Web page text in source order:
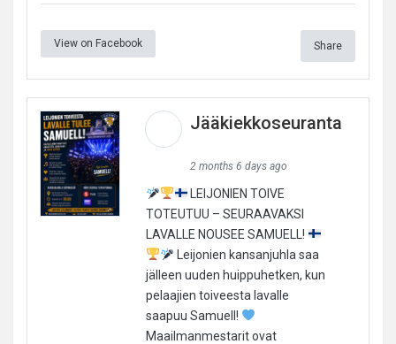
View on Facebook Share
Jääkiekkoseuranta
2 months 6 days ago
LEIJONIEN TOIVE
TOTEUTUU – SEURAAVAKSI
LAVALLE NOUSEE SAMUELL!
Leijonien kansanjuhla saa
jälleen uuden huippuhetken, kun
pelaajien toiveesta lavalle
saapuu Samuell!
Maailmanmestarit ovat